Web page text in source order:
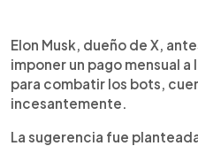
► Escuchar artículo
Elon Musk, dueño de X,
imponer un pago mensual
para combatir los bots,
incesantemente.
La sugerencia fue